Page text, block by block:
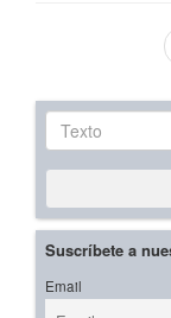
Texto
Suscríbete a
Email